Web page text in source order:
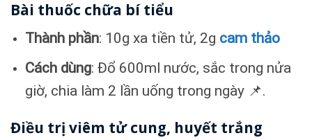
Bài thuốc chữa bí tiểu
Thành phần: 10g xa tiền tử, 2g cam thảo
Cách dùng: Đổ 600ml nước, sắc trong nửa
giờ, chia làm 2 lần uống trong ngày 📌.
Điều trị viêm tử cung, huyết trắng